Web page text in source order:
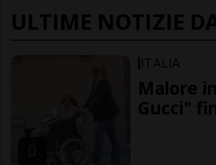
ULTIME NOTIZIE
ITALIA
Malore
Gucci"